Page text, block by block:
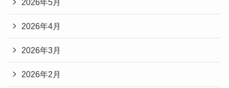
2026年5月
2026年4月
2026年3月
2026年2月